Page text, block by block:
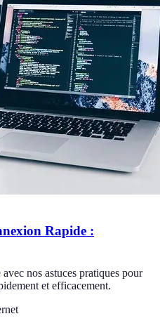
Rapide :
nos astuces pratiques pour
et efficacement.